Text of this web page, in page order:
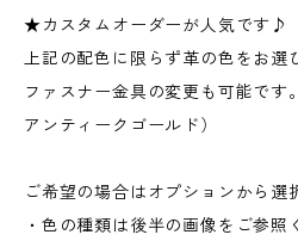
★カスタムオーダーが人気です♪
上記の配色に限らず革の色をお選
ファスナー金具の変更も可能です
アンティークゴールド）
ご希望の場合はオプションから選
・色の種類は後半の画像をご参照